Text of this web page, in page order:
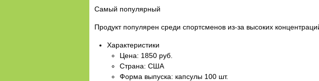
Самый популярный
Продукт популярен среди спортсменов из-за высоких
Характеристики
Цена: 1850 руб.
Страна: США
Форма выпуска: капсулы 100 шт.